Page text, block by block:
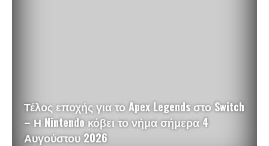
Τέλος εποχής για το Apex Legends στο Switch
– Η Nintendo κόβει το νήμα σήμερα 4
Αυγούστου 2026